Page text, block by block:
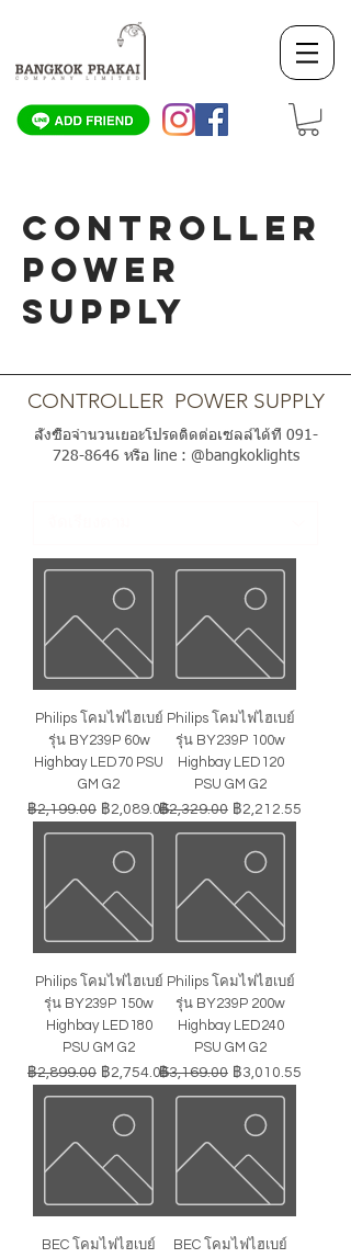
CONTROLLER
POWER
SUPPLY
CONTROLLER POWER SUPPLY
สั่งซื้อจำนวนเยอะโปรดติดต่อเซลล์ได้ที่ 091-
728-8646หรือ line : @bangkoklights
Philips โคมไฟไฮเบย์
รุ่น BY239P 60w
Highbay LED70 PSU
GM G2
ราคาปกติ
฿2,199.00 ราคาขายลด
฿2,089.05
Philips โคมไฟไฮเบย์
รุ่น BY239P 100w
Highbay LED120
PSU GM G2
ราคาปกติ
฿2,329.00 ราคาขายลด
฿2,212.55
Philips โคมไฟไฮเบย์
รุ่น BY239P 150w
Highbay LED180
PSU GM G2
ราคาปกติ
฿2,899.00 ราคาขายลด
฿2,754.05
Philips โคมไฟไฮเบย์
รุ่น BY239P 200w
Highbay LED240
PSU GM G2
ราคาปกติ
฿3,169.00 ราคาขายลด
฿3,010.55
BEC โคมไฟไฮเบย์
BEC โคมไฟไฮเบย์